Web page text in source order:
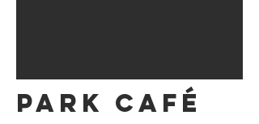
PARK CAFÉ